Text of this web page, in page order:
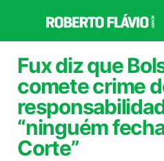
o
conteúdo
Fux diz que
comete crime
“ninguém
Corte”